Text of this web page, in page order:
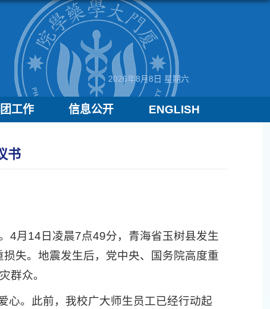
2026年8月8日 星期六
工作 信息公开 ENGLISH
书
4月14日凌晨7点49分，青海省玉树县发生
失。地震发生后，党中央、国务院高度重
群众。
心。此前，我校广大师生员工已经行动起